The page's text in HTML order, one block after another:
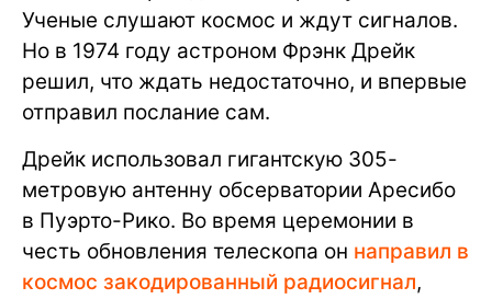
Ученые слушают космос и ждут сигналов.
Но в 1974 году астроном Фрэнк Дрейк
решил, что ждать недостаточно, и впервые
отправил послание сам.
Дрейк использовал гигантскую 305-
метровую антенну обсерватории Аресибо
в Пуэрто-Рико. Во время церемонии в
честь обновления телескопа он направил в
космос закодированный радиосигнал,